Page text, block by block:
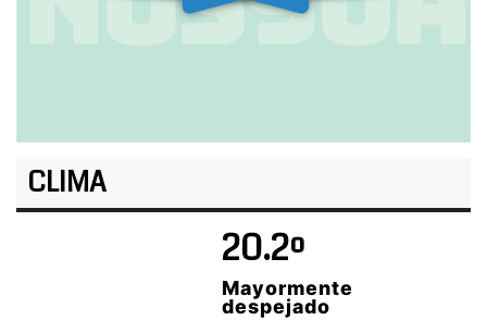
CLIMA
20.2º
Mayormente
despejado